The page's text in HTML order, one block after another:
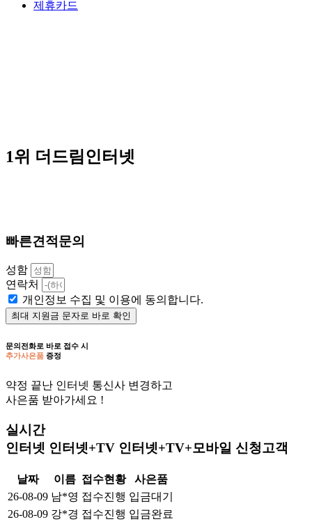
제휴카드
1위 더드림인터넷
빠른견적문의
성함
연락처
개인정보 수집 및 이용에 동의합니다.
최대 지원금 문자로 바로 확인
문의전화로 바로 접수 시
추가사은품 증정
약정 끝난 인터넷 통신사 변경하고
사은품 받아가세요 !
실시간
인터넷 인터넷+TV 인터넷+TV+모바일 신청고객
날짜 이름 접수현황
사은품
26-08-09 남*영 접수진행 입금대기
26-08-09 강*경 접수진행 입금완료